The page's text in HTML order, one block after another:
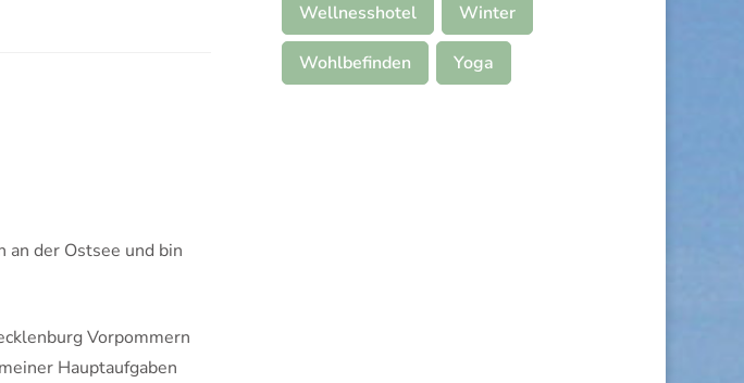
an der Ostsee und bin
Vorpommern
Hauptaufgaben
Wellnesshotel Winter
Wohlbefinden Yoga